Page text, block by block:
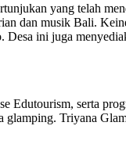
yang telah
dan musik Bali.
ini juga
Edutourism, serta
Triyana